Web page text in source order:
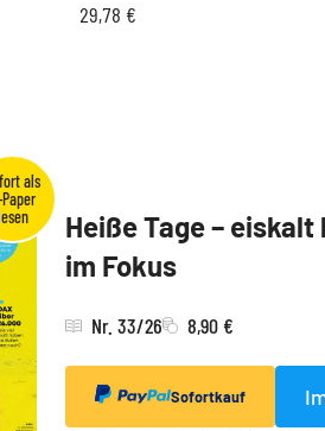
29,78 €
Heiße Tage –
im Fokus
Nr. 33/26 8,90 €
Sofortkauf